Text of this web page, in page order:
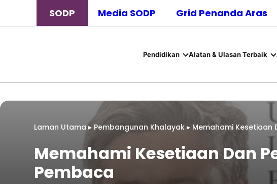
SODP Media SODP Grid Penanda Aras
Pendidikan Alatan & Ulasan Terbaik
Laman Utama▸ Pembangunan Khalayak ▸ Memahami Kesetiaan
Memahami Kesetiaan Dan
Pembaca